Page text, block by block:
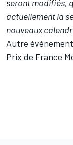
seront modifiés,
actuellement la
nouveaux
Autre
Prix de France